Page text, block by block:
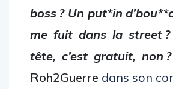
boss ? Un put*in
me fuit dans la street
tête, c’est gratuit, non ?
Roh2Guerre dans son